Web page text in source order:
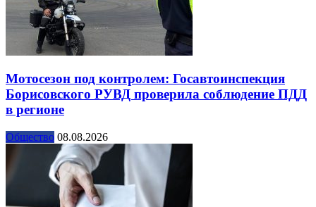
Мотосезон под контролем: Госавтоинспекция
Борисовского РУВД проверила соблюдение ПДД
в регионе
Общество 08.08.2026